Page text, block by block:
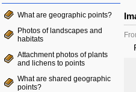
What are geographic points?
Photos of landscapes and
habitats
Attachment photos of plants
and lichens to points
What are shared geographic
points?